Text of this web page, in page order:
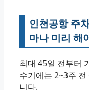
인천공항 주
마나 미리 해
최대 45일 전부터
수기에는 2~3주
니다.